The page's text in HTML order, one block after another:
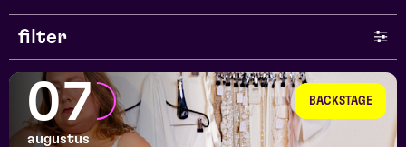
filter
genre
series en selecties
BACKSTAGE
07
augustus